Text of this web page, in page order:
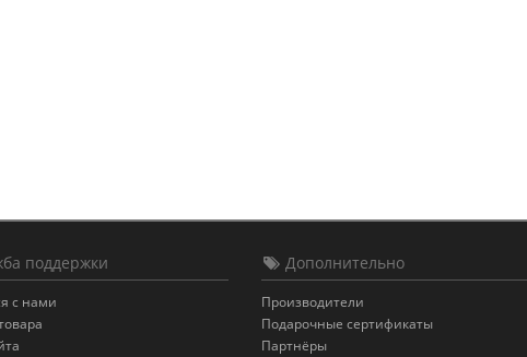
поддержки
с нами
Дополнительно
Производители
Подарочные сертификаты
Партнёры